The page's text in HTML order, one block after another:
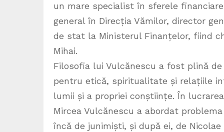
un mare specialist în sferele
general în Direcția Vămilor, director
de stat la Ministerul Finanțelor, fiind
Mihai.
Filosofia lui Vulcănescu a fost plină
pentru etică, spiritualitate și relațiile
lumii și a propriei conștiințe. În lucrarea
Mircea Vulcănescu a abordat
încă de junimiști, și după ei, de